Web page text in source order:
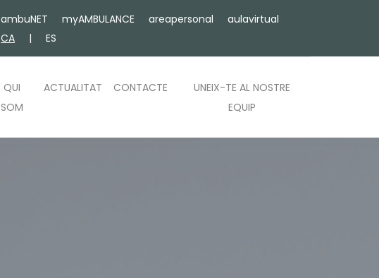
ambuNET myAMBULANCE areapersonal
aulavirtual
CA
| ES
QUI
SOM
ACTUALITAT CONTACTE
UNEIX-TE AL NOSTRE
EQUIP